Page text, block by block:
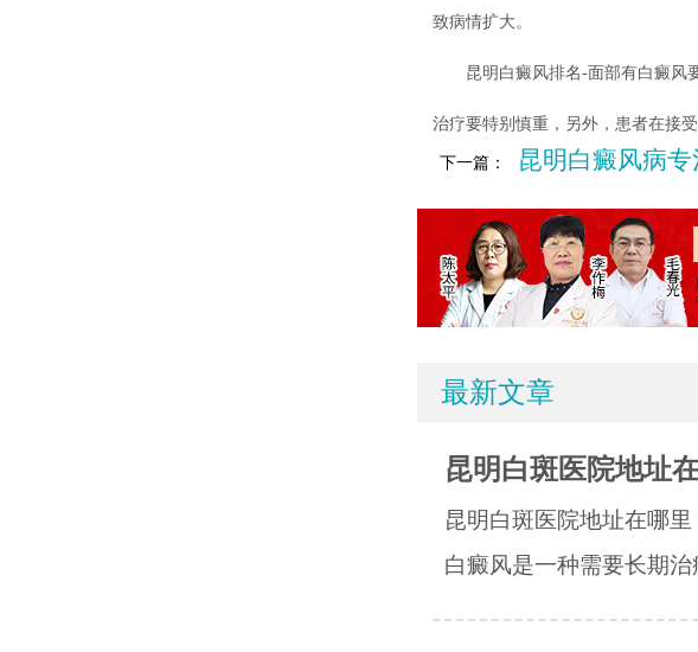
致病情扩大。
昆明白癜风排名-面部有白癜风
治疗要特别慎重，另外，患者在接
下一篇： 昆明白癜风病
最新文章
昆明白斑医院地址
昆明白斑医院地址在哪
白癜风是一种需要长期